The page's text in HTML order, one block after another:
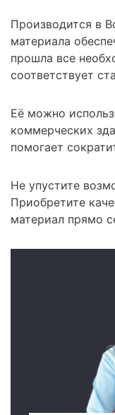
Производится в
материала
прошла все
соответствует
Её можно
коммерческих
помогает
Не упустите
Приобретите
материал прямо